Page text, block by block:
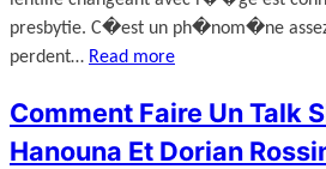
presbytie. C�est un ph�nom�ne
perdent… Read more
Comment Faire Un Talk
Hanouna Et Dorian